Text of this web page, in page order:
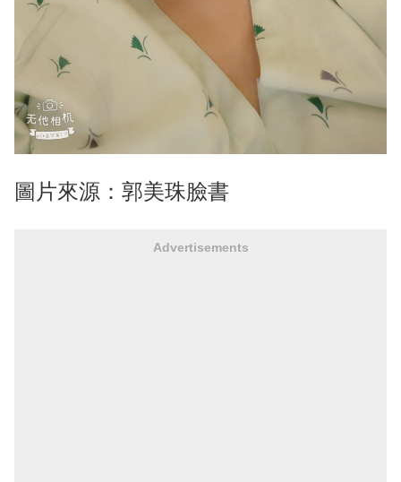
圖片來源：郭美珠臉書
Advertisements